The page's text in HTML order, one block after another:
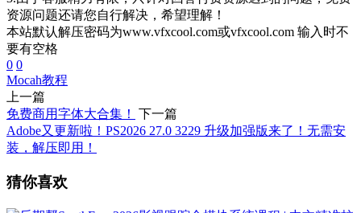
资源问题还请您自行解决，希望理解！
本站默认解压密码为www.vfxcool.com或vfxcool.com 输入时不
要有空格
0 0
Mocah教程
上一篇
免费商用字体大合集！
下一篇
Adobe又更新啦！PS2026 27.0 3229 升级加强版来了！无需安
装，解压即用！
猜你喜欢